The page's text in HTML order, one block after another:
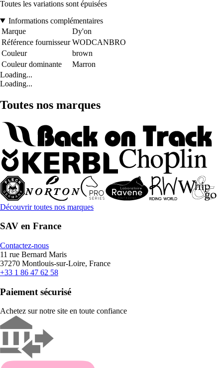
Toutes les variations sont épuisées
Informations complémentaires
Marque
Dy'on
Référence fournisseur WODCANBRO
Couleur
brown
Couleur dominante
Marron
Loading...
Loading...
Toutes nos marques
Découvrir toutes nos marques
SAV en France
Contactez-nous
11 rue Bernard Maris
37270 Montlouis-sur-Loire, France
+33 1 86 47 62 58
Paiement sécurisé
Achetez sur notre site en toute confiance